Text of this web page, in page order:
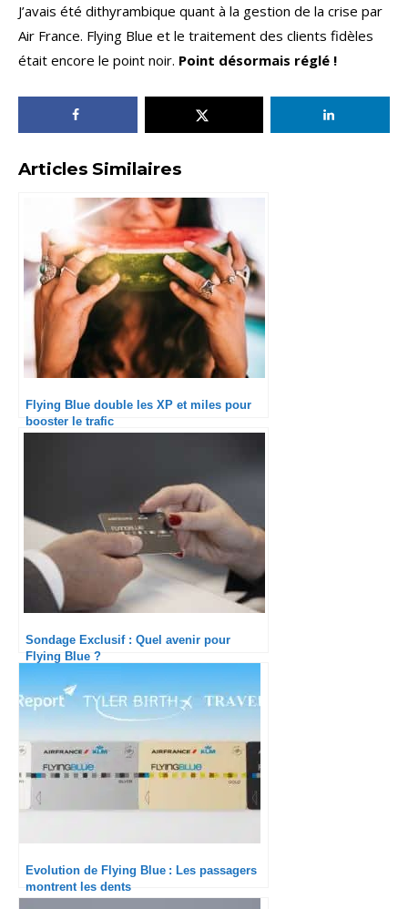
J’avais été dithyrambique quant à la gestion de la crise par
Air France. Flying Blue et le traitement des clients fidèles
était encore le point noir. Point désormais réglé !
Articles Similaires
Flying Blue double les XP et miles pour
booster le trafic
Sondage Exclusif : Quel avenir pour
Flying Blue ?
Evolution de Flying Blue : Les passagers
montrent les dents